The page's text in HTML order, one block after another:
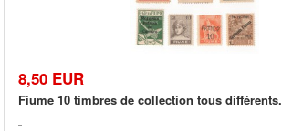
8,50 EUR
Fiume 10 timbres de collection tous différents.